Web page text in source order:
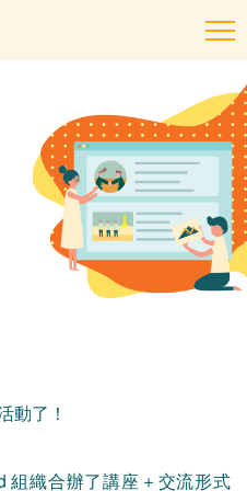
動了！
組織合辦了講座＋交流形式